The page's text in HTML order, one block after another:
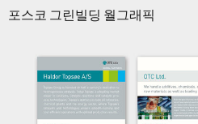
포스코 그린빌딩 월그래픽